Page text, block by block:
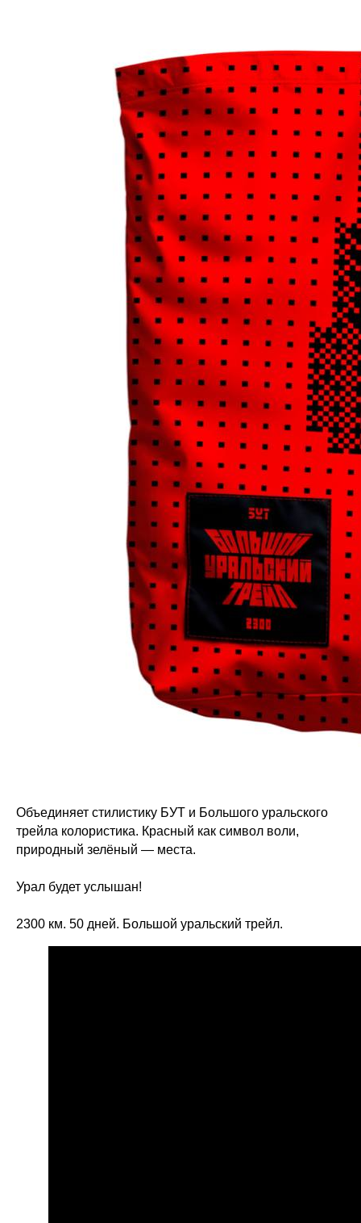
Объединяет стилистику БУТ и Большого уральского
трейла колористика. Красный как символ воли,
природный зелёный — места.
Урал будет услышан!
2300 км. 50 дней. Большой уральский трейл.